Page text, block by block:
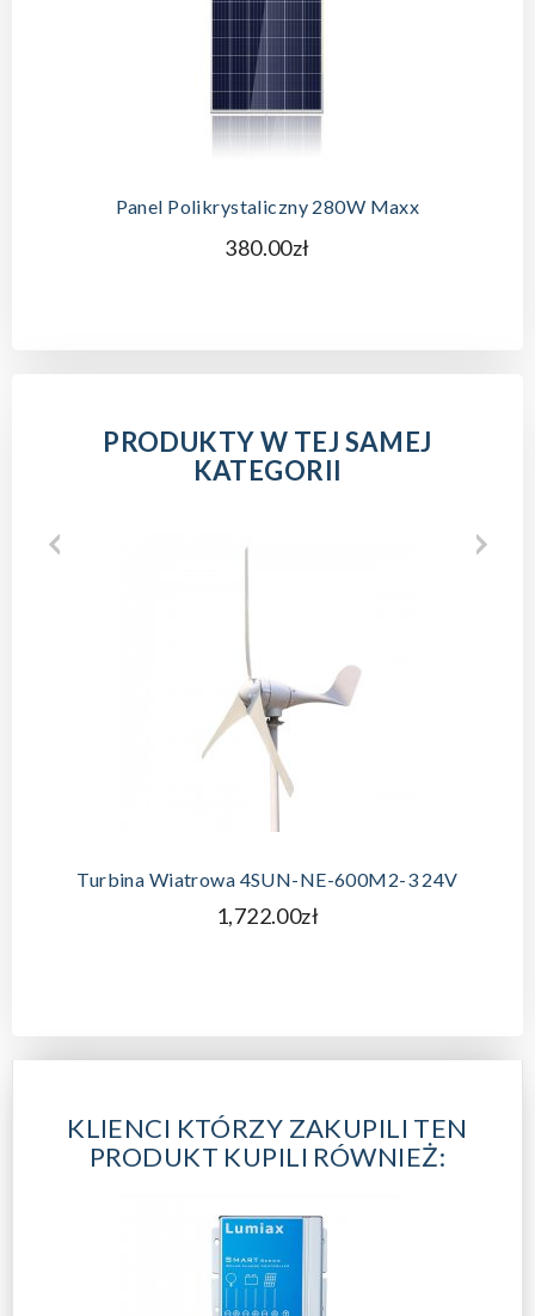
Panel Polikrystaliczny 280W Maxx
380.00zł
PRODUKTY W TEJ SAMEJ
KATEGORII
Turbina Wiatrowa 4SUN-NE-600M2-3 24V
1,722.00zł
KLIENCI KTÓRZY ZAKUPILI TEN
PRODUKT KUPILI RÓWNIEŻ: